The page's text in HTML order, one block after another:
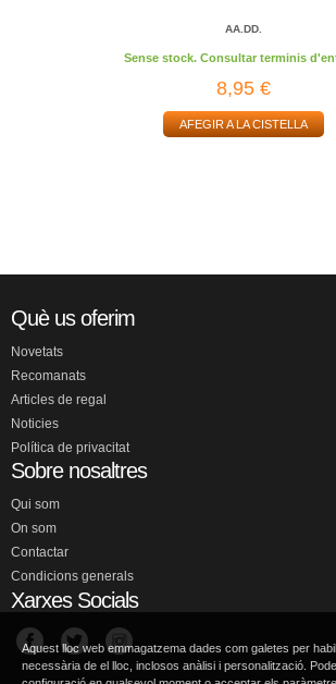
AA.DD.
Sense stock. Consultar terminis
8,95 €
AFEGIR A LA CISTELLA
Què us oferim
Novetats
Recomanats
Articles de regal
Noticies
Política de privacitat
Sobre nosaltres
Qui som
On som
Contactar
Condicions generals
Xarxes Socials
Aquest lloc web emmagatzema dades com galetes per
necessària de el lloc, inclosos anàlisi i personalització.